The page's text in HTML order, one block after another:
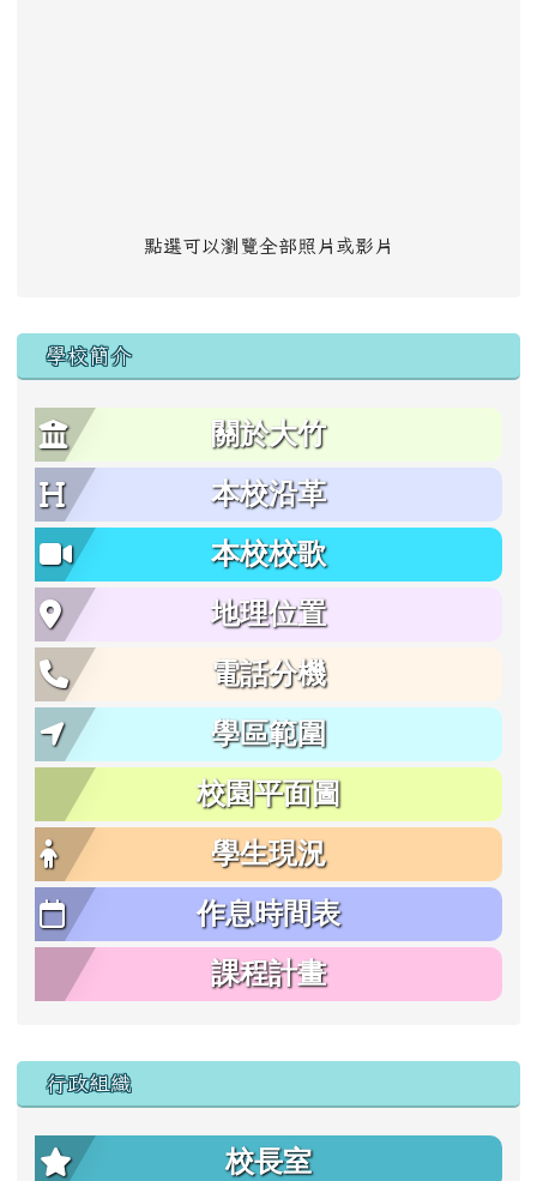
點選可以瀏覽全部照片或影片
學校簡介
關於大竹
本校沿革
本校校歌
地理位置
電話分機
學區範圍
校園平面圖
學生現況
作息時間表
課程計畫
行政組織
校長室